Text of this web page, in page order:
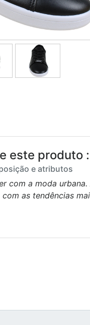
este produto :
e atributos
com a moda
as tendências